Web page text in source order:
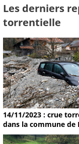
Les derniers
torrentielle
14/11/2023 : crue
dans la commune de